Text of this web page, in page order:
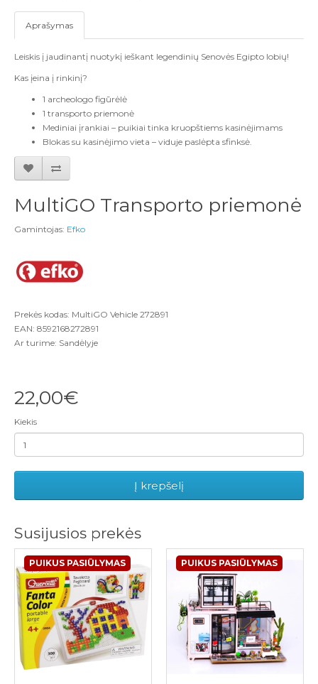
Aprašymas
Leiskis į jaudinantį nuotykį ieškant legendinių Senovės Egipto lobių!
Kas įeina į rinkinį?
1 archeologo figūrėlė
1 transporto priemonė
Mediniai įrankiai – puikiai tinka kruopštiems kasinėjimams
Blokas su kasinėjimo vieta – viduje paslėpta sfinksė.
MultiGO Transporto priemonė
Gamintojas: Efko
Prekės kodas: MultiGO Vehicle 272891
EAN: 8592168272891
Ar turime: Sandėlyje
22,00€
Kiekis
Į krepšelį
Susijusios prekės
PUIKUS PASIŪLYMAS PUIKUS PASIŪLYMAS